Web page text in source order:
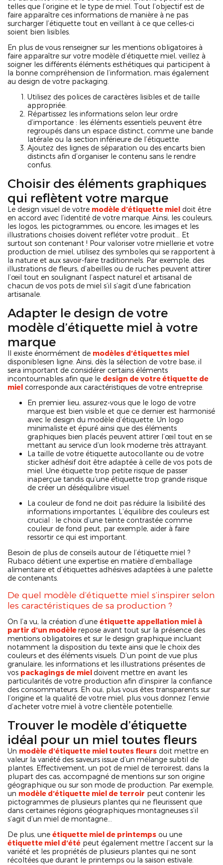
telles que l’origine et le type de miel. Tout l’objectif est de
faire apparaître ces informations de manière à ne pas
surcharger l’étiquette tout en veillant à ce que celles-ci
soient bien lisibles.
En plus de vous renseigner sur les mentions obligatoires à
faire apparaître sur votre modèle d’étiquette miel, veillez à
soigner les différents éléments esthétiques qui participent à
la bonne compréhension de l’information, mais également
au design de votre packaging.
Utilisez des polices de caractères lisibles et de taille
appropriée.
Répartissez les informations selon leur ordre
d’importance : les éléments essentiels peuvent être
regroupés dans un espace distinct, comme une bande
latérale ou la section inférieure de l’étiquette.
Ajoutez des lignes de séparation ou des encarts bien
distincts afin d’organiser le contenu sans le rendre
confus.
Choisir des éléments graphiques
qui reflètent votre marque
Le design visuel de votre modèle d’étiquette miel doit être
en accord avec l’identité de votre marque. Ainsi, les couleurs,
les logos, les pictogrammes, ou encore, les images et les
illustrations choisies doivent refléter votre produit… Et
surtout son contenant ! Pour valoriser votre miellerie et votre
production de miel, utilisez des symboles qui se rapportent à
la nature et aux savoir-faire traditionnels. Par exemple, des
illustrations de fleurs, d’abeilles ou de ruches peuvent attirer
l’œil tout en soulignant l’aspect naturel et artisanal de
chacun de vos pots de miel s’il s’agit d’une fabrication
artisanale.
Adapter le design de votre
modèle d’étiquette miel à votre
marque
Il existe énormément de modèles d’étiquettes miel
disponiblesen ligne. Ainsi, dès la sélection de votre base, il
sera important de considérer certains éléments
incontournables afin que le design de votre étiquette de
miel corresponde aux caractéristiques de votre entreprise.
En premier lieu, assurez-vous que le logo de votre
marque est bien visible et que ce dernier est harmonisé
avec le design du modèle d’étiquette. Un logo
minimaliste et épuré ainsi que des éléments
graphiques bien placés peuvent attirer l’œil tout en se
mettant au service d’un look moderne très attrayant.
La taille de votre étiquette autocollante ou de votre
sticker adhésif doit être adaptée à celle de vos pots de
miel. Une étiquette trop petite risque de passer
inaperçue tandis qu’une étiquette trop grande risque
de créer un déséquilibre visuel.
La couleur de fond ne doit pas réduire la lisibilité des
informations importantes. L’équilibre des couleurs est
crucial : le choix d’une teinte contrastée comme
couleur de fond peut, par exemple, aider à faire
ressortir ce qui est important.
Besoin de plus de conseils autour de l’étiquette miel ?
Rubaco détient une expertise en matière d’emballage
alimentaire et d’étiquettes adhésives adaptées à une palette
de contenants.
De quel modèle d’étiquette miel s’inspirer selon
les caractéristiques de sa production ?
On l’a vu, la création d’une étiquette appellation miel à
partir d’un modèlerepose avant tout sur la présence des
mentions obligatoires et sur le design graphique incluant
notamment la disposition du texte ainsi que le choix des
couleurs et des éléments visuels. D’un point de vue plus
granulaire, les informations et les illustrations présentes de
vos packagings de miel doivent mettre en avant les
particularités de votre production afin d’inspirer la confiance
des consommateurs. Eh oui, plus vous êtes transparents sur
l’origine et la qualité de votre miel, plus vous donnez l’envie
d’acheter votre miel à votre clientèle potentielle.
Trouver le modèle d’étiquette
idéal pour un miel toutes fleurs
Un modèle d’étiquette miel toutes fleurs doit mettre en
valeur la variété des saveurs issue d’un mélange subtil de
plantes. Effectivement, un pot de miel de terroirest, dans la
plupart des cas, accompagné de mentions sur son origine
géographique ou sur son mode de production. Par exemple,
un modèle d’étiquette miel de terroir peut contenir les
pictogrammes de plusieurs plantes qui ne fleurissent que
dans certaines régions géographiques montagneuses s’il
s’agit d’un miel de montagne…
De plus, une étiquette miel de printemps ou une
étiquette miel d’été peut également mettre l’accent sur la
variété et les propriétés de plusieurs plantes qui ne sont
récoltées que durant le printemps ou la saison estivale.